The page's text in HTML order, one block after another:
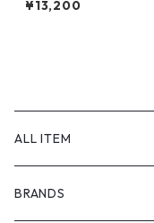
¥13,200
ALL ITEM
BRANDS